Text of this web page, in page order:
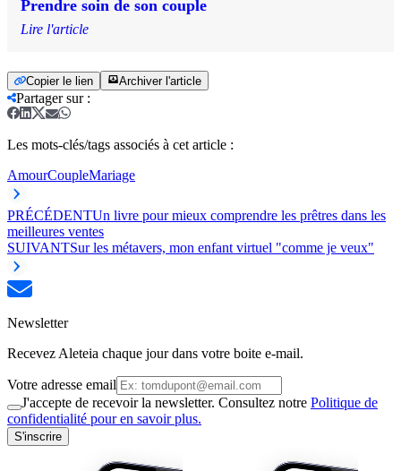
Prendre soin de son couple
Lire l'article
Copier le lien Archiver l'article
Partager sur:
Les mots-clés/tags associés à cet article :
AmourCoupleMariage
PRÉCÉDENTUn livre pour mieux comprendre les prêtres dans les
meilleures ventes
SUIVANTSur les métavers, mon enfant virtuel "comme je veux"
Newsletter
Recevez Aleteia chaque jour dans votre boite e-mail.
Votre adresse email
J'accepte de recevoir la newsletter. Consultez notre Politique de
confidentialité pour en savoir plus.
S'inscrire